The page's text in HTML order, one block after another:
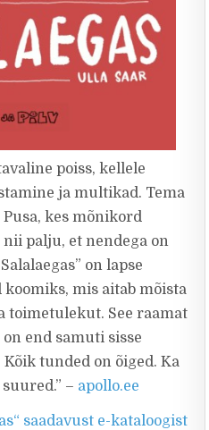
poiss, kellele
ja multikad. Tema
Pusa, kes mõnikord
palju, et nendega on
on lapse
mis aitab mõista
toimetulekut. See raamat
end samuti sisse
tunded on õiged. Ka
– apollo.ee
saadavust e-kataloogist